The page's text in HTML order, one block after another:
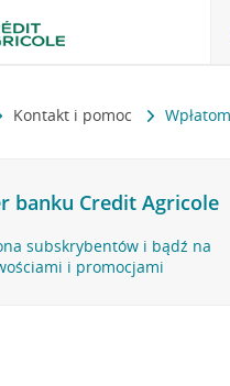
Kontakt i pomoc
banku Credit Agricole
subskrybentów i bądź na
i promocjami